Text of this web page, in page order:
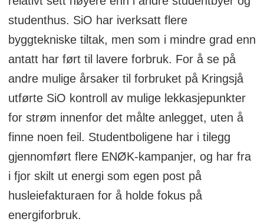
studenthus. SiO har iverksatt flere
byggtekniske tiltak, men som i mindre grad enn
antatt har ført til lavere forbruk. For å se på
andre mulige årsaker til forbruket på Kringsjå
utførte SiO kontroll av mulige lekkasjepunkter
for strøm innenfor det målte anlegget, uten å
finne noen feil. Studentboligene har i tilegg
gjennomført flere ENØK-kampanjer, og har fra
i fjor skilt ut energi som egen post på
husleiefakturaen for å holde fokus på
energiforbruk.